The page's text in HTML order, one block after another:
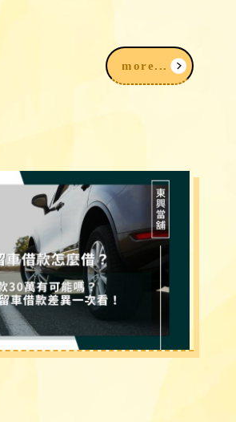
more...